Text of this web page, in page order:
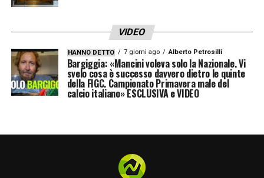
bravo nella costruzione bassa, Antognoni
era più offensivo e più rifinitore».
CAUSIO-INSIGNE –«Causio era
straordinario: partiva sulla fascia ma tornava
indietro per dare una mano alla difesa.
VIDEO
HANNO DETTO 7 giorni ago Alberto Petrosilli
Bargiggia: «Mancini voleva solo la Nazionale. Vi
svelo cosa è successo davvero dietro le quinte
della FIGC. Campionato Primavera male del
calcio italiano» ESCLUSIVA e VIDEO